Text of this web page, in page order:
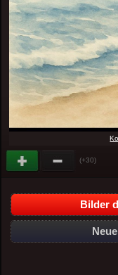
(+30)
Bilder